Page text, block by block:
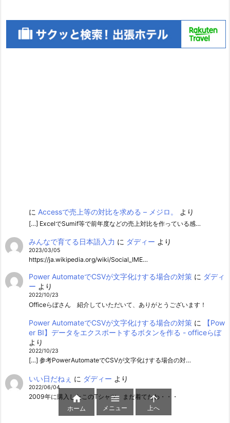
に Accessで売上等の対比を求める – メジロ。 より
[…] ExcelでSumif等で前年度などの売上対比を作っている感…
みんなで育てる日本語入力 に ダディー より
2023/03/05
https://ja.wikipedia.org/wiki/Social_IME…
Power AutomateでCSVが文字化けする場合の対策に ダディ
ー より
2022/10/23
Officeらぼさん 紹介していただいて、ありがとうございます！
Power AutomateでCSVが文字化けする場合の対策に
【Pow
er BI】データをエクスポートするボタンを作る - officeらぼ
より
2022/10/23
[…] 参考PowerAutomateでCSVが文字化けする場合の対…
いい日だねぇ に ダディー より
2022/06/04
2009年に購入したこのTシャツ、まだ着てたわ・・・

ホーム

メニュー

上へ